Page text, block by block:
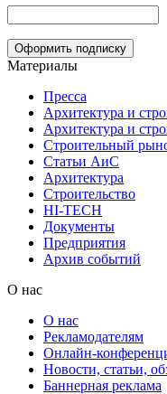
Материалы
Пресса
Архитектура и
Архитектура и
Строительный
Статьи АиС
Архитектура
Строительство
HI-TECH
Документы
Предприятия
Архив событий
О нас
О нас
Рекламодателям
Онлайн-
Новости, статьи,
Баннерная реклама